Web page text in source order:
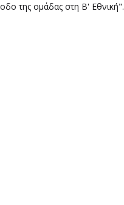
της ομάδας στη Β' Εθνική".